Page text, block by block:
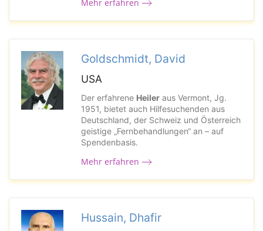
Mehr erfahren
Goldschmidt, David
USA
Der erfahrene Heileraus Vermont, Jg.
1951, bietet auch Hilfesuchenden aus
Deutschland, der Schweiz und Österreich
geistige „Fernbehandlungen“ an – auf
Spendenbasis.
Mehr erfahren
Hussain, Dhafir